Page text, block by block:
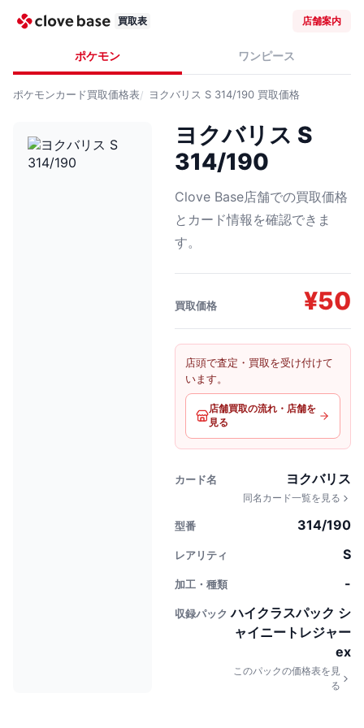
買取表 店舗案内
ポケモン ワンピース
ポケモンカード買取価格表 ヨクバリス S 314/190 買取価格
ヨクバリス S
314/190
Clove Base店舗での買取価格
とカード情報を確認できま
す。
買取価格 ¥50
店頭で査定・買取を受け付けて
います。
店舗買取の流れ・店舗を
見る
カード名 ヨクバリス
同名カード一覧を見る
型番 314/190
レアリティ S
加工・種類 -
収録パック ハイクラスパック シ
ャイニートレジャー
ex
このパックの価格表を見
る